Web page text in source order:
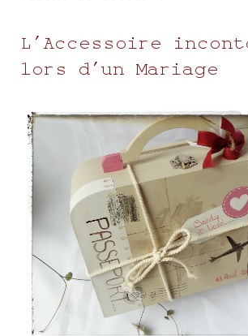
L’Accessoire
lors d’un Mariage